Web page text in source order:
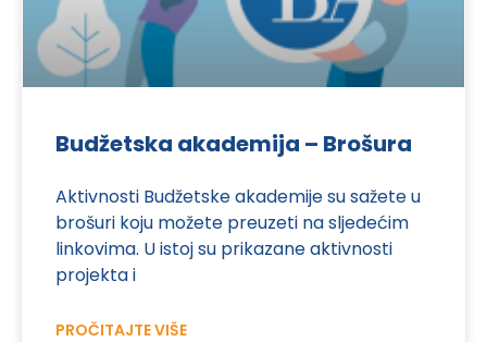
Budžetska akademija – Brošura
Aktivnosti Budžetske akademije su sažete u
brošuri koju možete preuzeti na sljedećim
linkovima. U istoj su prikazane aktivnosti
projekta i
PROČITAJTE VIŠE